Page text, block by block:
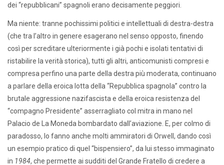
dei “repubblicani” spagnoli erano decisamente peggiori.
Ma niente: tranne pochissimi politici e intellettuali di destra-destra
(che tra l’altro in genere esagerano nel senso opposto, finendo
così per screditare ulteriormente i già pochi e isolati tentativi di
ristabilire la verità storica), tutti gli altri, anticomunisti compresi e
compresa perfino una parte della destra più moderata, continuano
a parlare della eroica lotta della “Repubblica spagnola” contro la
brutale aggressione nazifascista e della eroica resistenza del
“compagno Presidente” asserragliato col mitra in mano nel
Palacio de La Moneda bombardato dall’aviazione. E, per colmo di
paradosso, lo fanno anche molti ammiratori di Orwell, dando così
un esempio pratico di quel “bispensiero”, da lui stesso immaginato
in 1984, che permette ai sudditi del Grande Fratello di credere a